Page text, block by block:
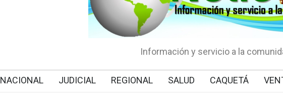
Información y servicio a la
NACIONAL JUDICIAL REGIONAL SALUD CAQUETÁ